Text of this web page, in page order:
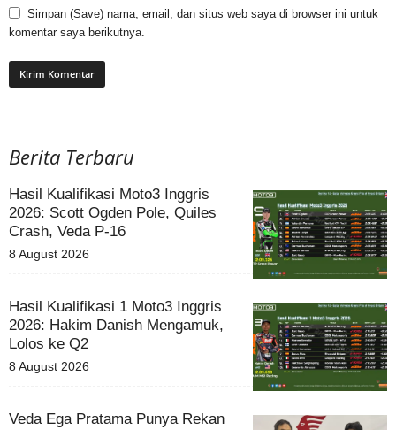
Simpan (Save) nama, email, dan situs web saya di browser ini untuk
komentar saya berikutnya.
Berita Terbaru
Hasil Kualifikasi Moto3 Inggris
2026: Scott Ogden Pole, Quiles
Crash, Veda P-16
8 August 2026
Hasil Kualifikasi 1 Moto3 Inggris
2026: Hakim Danish Mengamuk,
Lolos ke Q2
8 August 2026
Veda Ega Pratama Punya Rekan